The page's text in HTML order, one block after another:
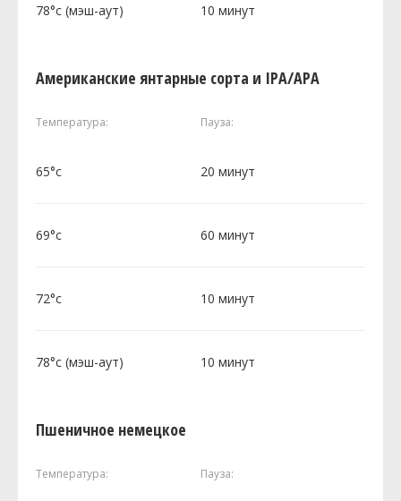
78°c (мэш-аут) 10 минут
Американские янтарные сорта и IPA/APA
Температура: Пауза:
65°c 20 минут
69°c 60 минут
72°c 10 минут
78°c (мэш-аут) 10 минут
Пшеничное немецкое
Температура: Пауза: